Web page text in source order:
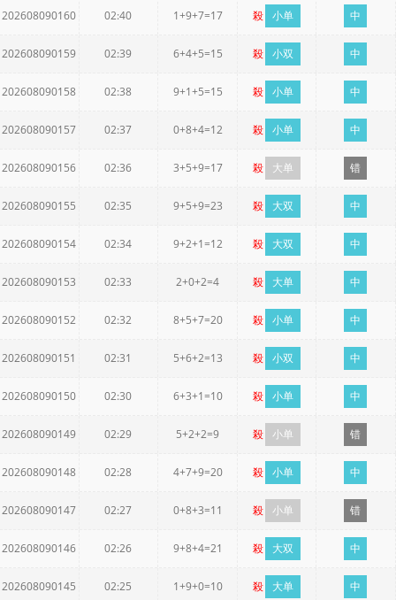
202608090160 02:40 1+9+7=17 殺 小单 中
202608090159 02:39 6+4+5=15 殺 小双 中
202608090158 02:38 9+1+5=15 殺 小单 中
202608090157 02:37 0+8+4=12 殺 小单 中
202608090156 02:36 3+5+9=17 殺 大单 错
202608090155 02:35 9+5+9=23 殺 大双 中
202608090154 02:34 9+2+1=12 殺 大双 中
202608090153 02:33 2+0+2=4 殺 大单 中
202608090152 02:32 8+5+7=20 殺 小单 中
202608090151 02:31 5+6+2=13 殺 小双 中
202608090150 02:30 6+3+1=10 殺 小单 中
202608090149 02:29 5+2+2=9 殺 小单 错
202608090148 02:28 4+7+9=20 殺 小单 中
202608090147 02:27 0+8+3=11 殺 小单 错
202608090146 02:26 9+8+4=21 殺 大双 中
202608090145 02:25 1+9+0=10 殺 大单 中